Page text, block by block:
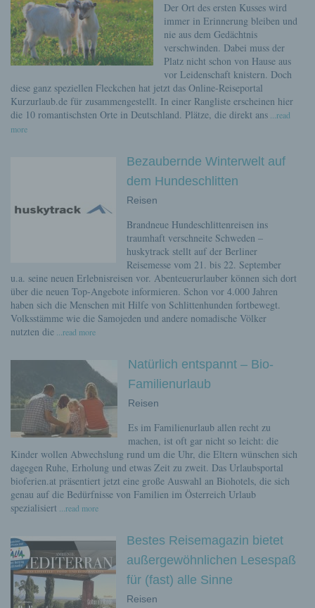
Der Ort des ersten Kusses wird
immer in Erinnerung bleiben und
nie aus dem Gedächtnis
verschwinden. Dabei muss der
Platz nicht schon von Hause aus
vor Leidenschaft knistern. Doch
diese ganz speziellen Fleckchen hat jetzt das Online-Reiseportal
Kurzurlaub.de für zusammengestellt. In einer Rangliste erscheinen hier
die 10 romantischsten Orte in Deutschland. Plätze, die direkt ans ...read
more
Bezaubernde Winterwelt auf
dem Hundeschlitten
Reisen
Brandneue Hundeschlittenreisen ins
traumhaft verschneite Schweden –
huskytrack stellt auf der Berliner
Reisemesse vom 21. bis 22. September
u.a. seine neuen Erlebnisreisen vor. Abenteuerurlauber können sich dort
über die neuen Top-Angebote informieren. Schon vor 4.000 Jahren
haben sich die Menschen mit Hilfe von Schlittenhunden fortbewegt.
Volksstämme wie die Samojeden und andere nomadische Völker
nutzten die ...read more
Natürlich entspannt – Bio-
Familienurlaub
Reisen
Es im Familienurlaub allen recht zu
machen, ist oft gar nicht so leicht: die
Kinder wollen Abwechslung rund um die Uhr, die Eltern wünschen sich
dagegen Ruhe, Erholung und etwas Zeit zu zweit. Das Urlaubsportal
bioferien.at präsentiert jetzt eine große Auswahl an Biohotels, die sich
genau auf die Bedürfnisse von Familien im Österreich Urlaub
spezialisiert ...read more
Bestes Reisemagazin bietet
außergewöhnlichen Lesespaß
für (fast) alle Sinne
Reisen